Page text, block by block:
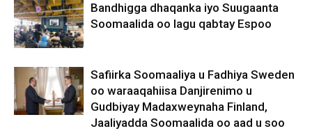
Bandhigga dhaqanka iyo Suugaanta
Soomaalida oo lagu qabtay Espoo
Safiirka Soomaaliya u Fadhiya Sweden
oo waraaqahiisa Danjirenimo u
Gudbiyay Madaxweynaha Finland,
Jaaliyadda Soomaalida oo aad u soo